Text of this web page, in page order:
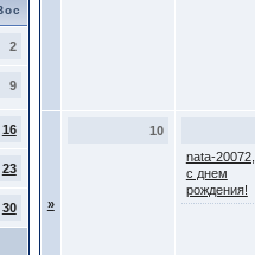
2
9
16
23
30 »
10
nata-20072,
с днем
рождения!